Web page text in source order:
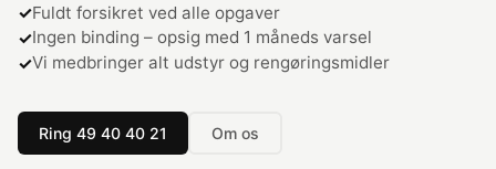
Fuldt forsikret ved alle opgaver
Ingen binding – opsig med 1 måneds varsel
Vi medbringer alt udstyr og rengøringsmidler
Ring 49 40 40 21 Om os